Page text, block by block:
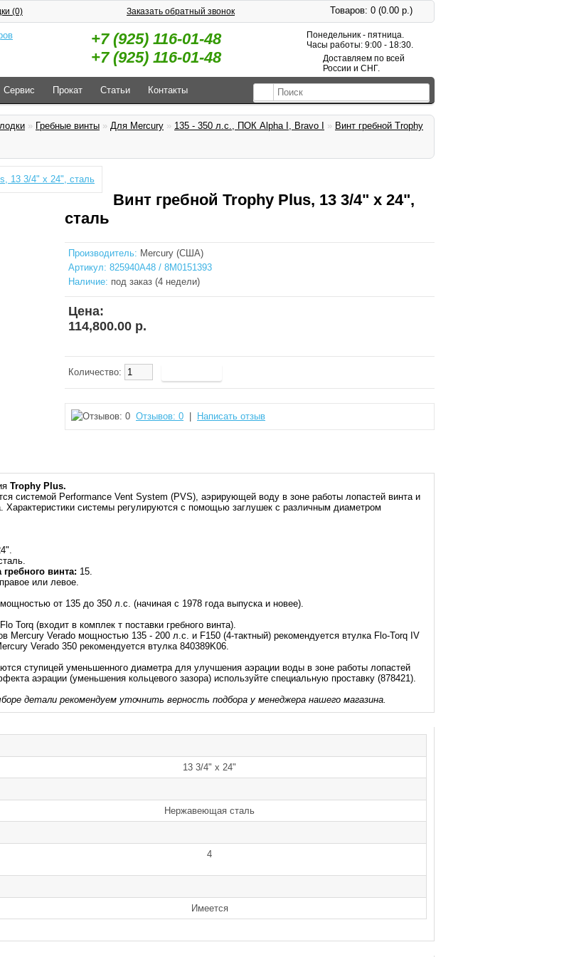
(0) Заказать обратный звонок
+7 (925) 116-01-48
+7 (925) 116-01-48
Понедельник - пятница.
Часы работы: 9:00 - 18:30.
Доставляем по всей
России и СНГ.
Товаров: 0 (0.00 р.)
Сервис Прокат Статьи Контакты
» Гребные винты » Для Mercury » 135 - 350 л.с., ПОК Alpha I, Bravo I » Винт гребной Trophy
Винт гребной Trophy Plus, 13 3/4" x 24",
сталь
Производитель: Mercury (США)
Артикул: 825940A48 / 8M0151393
Наличие: под заказ (4 недели)
Цена:
114,800.00 р.
Количество:
Отзывов: 0 Написать отзыв
Trophy Plus.
системой Performance Vent System (PVS), аэрирующей воду в зоне работы лопастей винта и
системы регулируются с помощью заглушек с различным диаметром
винта: 15.
правое или левое.
от 135 до 350 л.с. (начиная с 1978 года выпуска и новее).
Torq (входит в комплек т поставки гребного винта).
Mercury Verado мощностью 135 - 200 л.с. и F150 (4-тактный) рекомендуется втулка Flo-Torq IV
Verado 350 рекомендуется втулка 840389K06.
ступицей уменьшенного диаметра для улучшения аэрации воды в зоне работы лопастей
аэрации (уменьшения кольцевого зазора) используйте специальную проставку (878421).
детали рекомендуем уточнить верность подбора у менеджера нашего магазина.
13 3/4" x 24"
Нержавеющая сталь
4
Имеется